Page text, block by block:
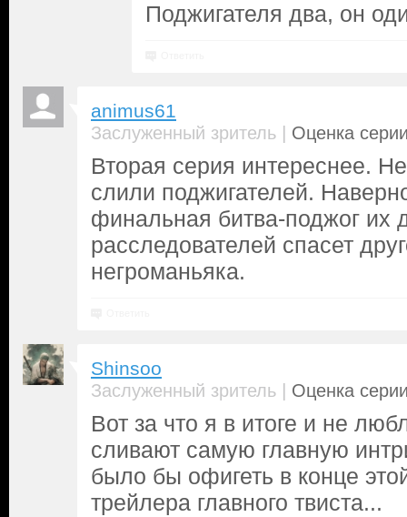
Поджигателя два, он
animus61
Заслуженный зритель | Оценка
Вторая серия интереснее.
слили поджигателей.
финальная битва-поджог их
расследователей спасет
негроманьяка.
Shinsoo
Заслуженный зритель | Оценка
Вот за что я в итоге и не
сливают самую главную
было бы офигеть в конце
трейлера главного твиста...